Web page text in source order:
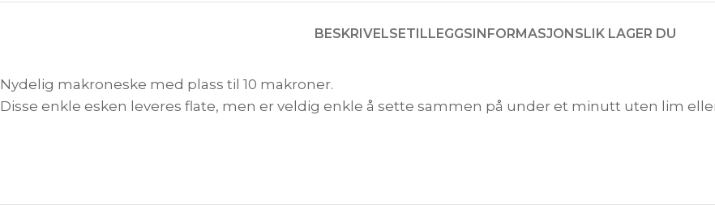
BESKRIVELSETILLEGGSINFORMASJONSLIK LAGER DU
Nydelig makroneske med plass til 10 makroner.
Disse enkle esken leveres flate, men er veldig enkle å sette sammen på under et minutt uten lim